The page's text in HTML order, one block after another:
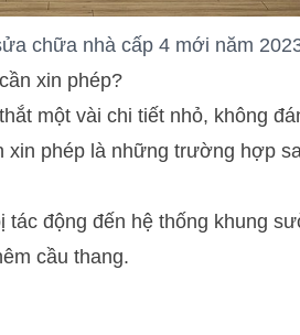
chữa nhà cấp 4 mới năm
xin phép?
một vài chi tiết nhỏ, không
phép là những trường hợp
động đến hệ thống khung
cầu thang.